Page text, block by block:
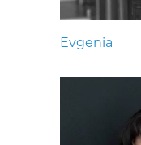
Evgenia